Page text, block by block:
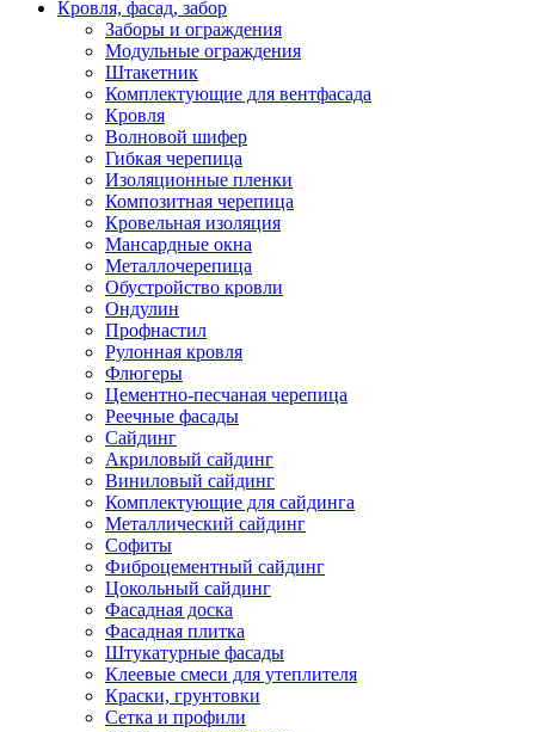
Кровля, фасад, забор
Заборы и ограждения
Модульные ограждения
Штакетник
Комплектующие для вентфасада
Кровля
Волновой шифер
Гибкая черепица
Изоляционные пленки
Композитная черепица
Кровельная изоляция
Мансардные окна
Металлочерепица
Обустройство кровли
Ондулин
Профнастил
Рулонная кровля
Флюгеры
Цементно-песчаная черепица
Реечные фасады
Сайдинг
Акриловый сайдинг
Виниловый сайдинг
Комплектующие для сайдинга
Металлический сайдинг
Софиты
Фиброцементный сайдинг
Цокольный сайдинг
Фасадная доска
Фасадная плитка
Штукатурные фасады
Клеевые смеси для утеплителя
Краски, грунтовки
Сетка и профили